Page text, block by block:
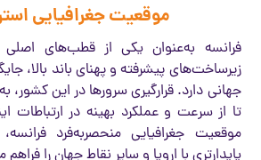
موقعیت جغرافیایی
فرانسه به‌عنوان یکی از قطب‌های اصلی
زیرساخت‌های پیشرفته و پهنای باند بالا،
جهانی دارد. قرارگیری سرورها در این کشور،
تا از سرعت و عملکرد بهینه در ارتباطات
موقعیت جغرافیایی منحصربه‌فرد
پایدارتری با اروپا و سایر نقاط جهان را